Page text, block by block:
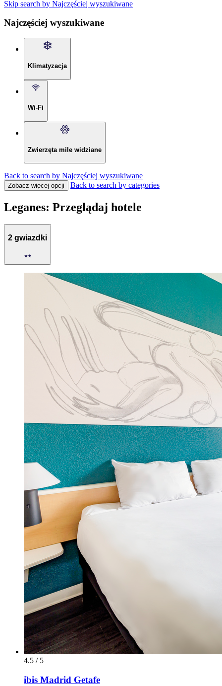
Skip search by Najczęściej wyszukiwane
Najczęściej wyszukiwane
Klimatyzacja
Wi-Fi
Zwierzęta mile widziane
Back to search by Najczęściej wyszukiwane
Zobacz więcej opcji Back to search by categories
Leganes: Przeglądaj hotele
2 gwiazdki
4.5 / 5
ibis Madrid Getafe